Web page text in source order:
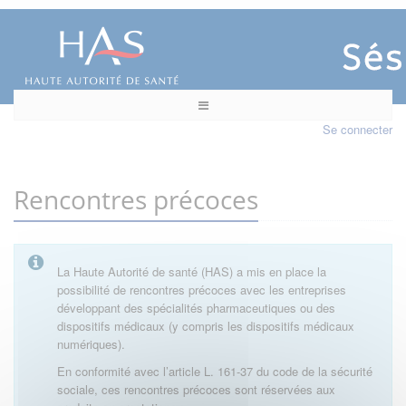
Se connecter
Rencontres précoces
La Haute Autorité de santé (HAS) a mis en place la
possibilité de rencontres précoces avec les entreprises
développant des spécialités pharmaceutiques ou des
dispositifs médicaux (y compris les dispositifs médicaux
numériques).
En conformité avec l’article L. 161-37 du code de la sécurité
sociale, ces rencontres précoces sont réservées aux